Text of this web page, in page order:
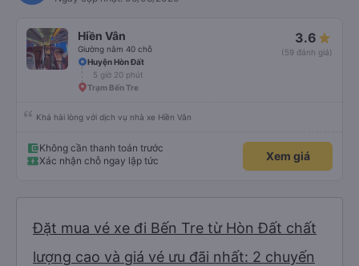
Hiền Vân
Giường nằm 40 chỗ
3.6
(59 đánh giá)
Huyện Hòn Đất
5 giờ 20 phút
Trạm Bến Tre
Khá hài lòng với dịch vụ nhà xe Hiền Vân
Không cần thanh toán trước
Xác nhận chỗ ngay lập tức
Xem giá
Đặt mua vé xe đi Bến Tre từ Hòn Đất chất
lượng cao và giá vé ưu đãi nhất: 2 chuyến